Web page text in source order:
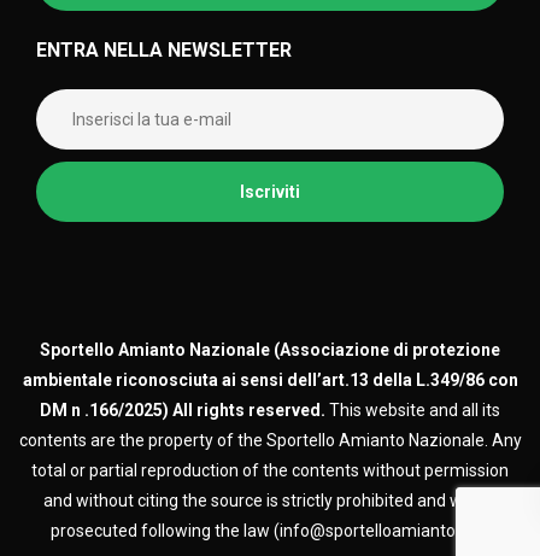
ENTRA NELLA NEWSLETTER
Sportello Amianto Nazionale (Associazione di protezione
ambientale riconosciuta ai sensi dell’art.13 della L.349/86 con
DM n .166/2025) All rights reserved. This website and all its
contents are the property of the Sportello Amianto Nazionale. Any
total or partial reproduction of the contents without permission
and without citing the source is strictly prohibited and will be
prosecuted following the law (info@sportelloamianto.org)